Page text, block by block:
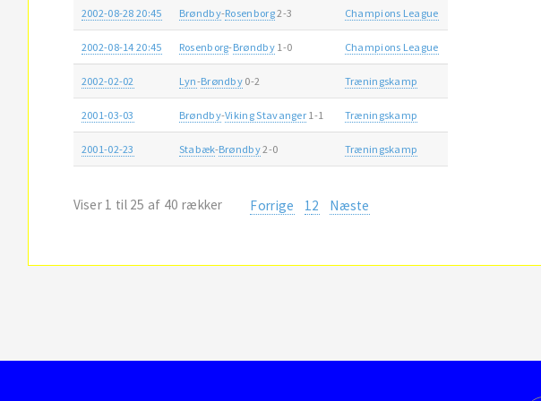
2002-08-28 20:45 Brøndby-Rosenborg2-3 Champions League
2002-08-14 20:45 Rosenborg-Brøndby1-0 Champions League
2002-02-02 Lyn-Brøndby 0-2 Træningskamp
2001-03-03 Brøndby-Viking Stavanger 1-1 Træningskamp
2001-02-23 Stabæk-Brøndby2-0 Træningskamp
Viser 1 til 25 af 40 rækker Forrige 12 Næste